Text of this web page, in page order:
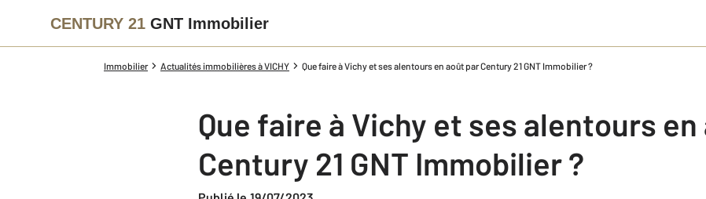
CENTURY 21 GNT Immobilier
Immobilier Actualités immobilières à VICHY Que faire à Vichy et ses alentours en août par Century 21 GNT Immobilier ?
Que faire à Vichy et ses alentours
Century 21 GNT Immobilier ?